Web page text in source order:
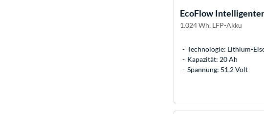
EcoFlow
1.024 Wh, LFP-Akku
Technologie: Lithium-
Kapazität: 20 Ah
Spannung: 51,2 Volt